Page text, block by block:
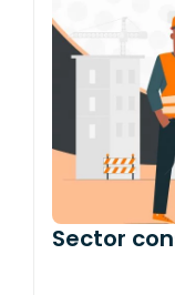
Sector